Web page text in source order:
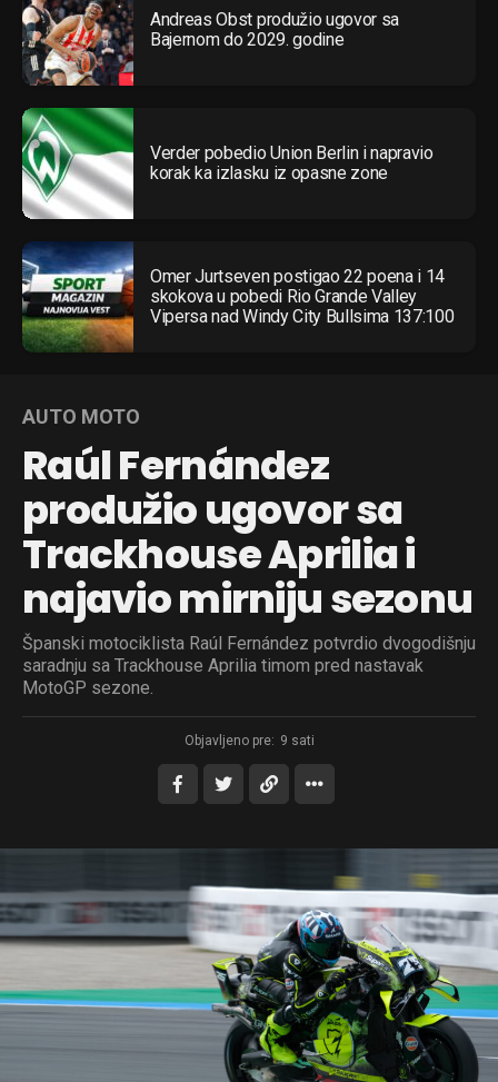
Andreas Obst produžio ugovor sa
Bajernom do 2029. godine
Verder pobedio Union Berlin i napravio
korak ka izlasku iz opasne zone
Omer Jurtseven postigao 22 poena i 14
skokova u pobedi Rio Grande Valley
Vipersa nad Windy City Bullsima 137:100
AUTO MOTO
Raúl Fernández
produžio ugovor sa
Trackhouse Aprilia i
najavio mirniju sezonu
Španski motociklista Raúl Fernández potvrdio dvogodišnju
saradnju sa Trackhouse Aprilia timom pred nastavak
MotoGP sezone.
Objavljeno pre: 9 sati